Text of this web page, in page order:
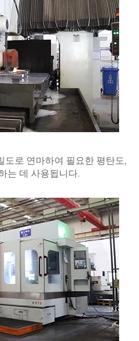
도로 연마하여 필요한 평탄도,
는 데 사용됩니다.